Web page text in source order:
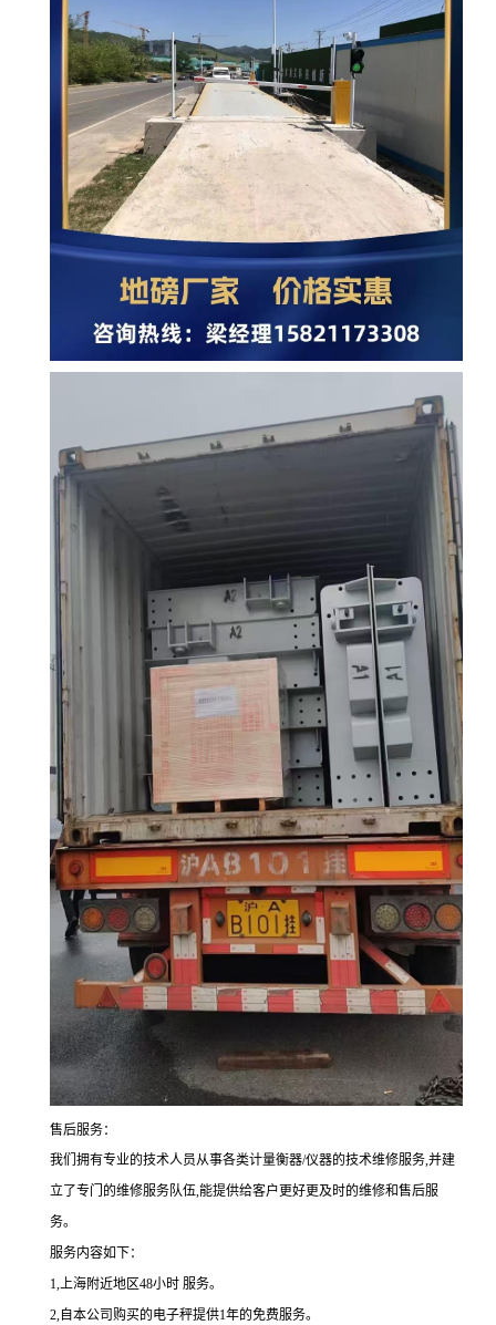
售后服务：
我们拥有专业的技术人员从事各类计量衡器/仪器的技术维修服务,并建
立了专门的维修服务队伍,能提供给客户更好更及时的维修和售后服
务。
服务内容如下：
1,上海附近地区48小时 服务。
2,自本公司购买的电子秤提供1年的免费服务。